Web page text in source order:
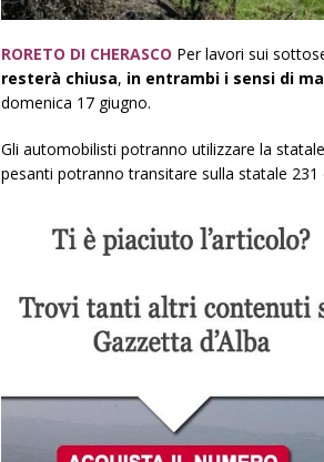
RORETO DI CHERASCO Per lavori sui
resterà chiusa, in entrambi i sensi di
domenica 17 giugno.
Gli automobilisti potranno utilizzare la
pesanti potranno transitare sulla statale 231